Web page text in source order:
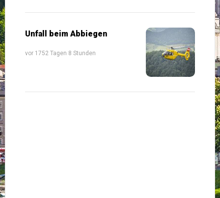
Unfall beim Abbiegen
vor 1752 Tagen 8 Stunden